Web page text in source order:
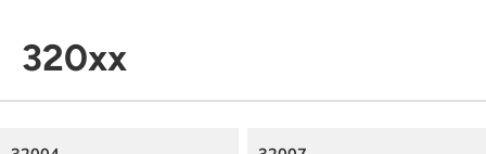
320xx